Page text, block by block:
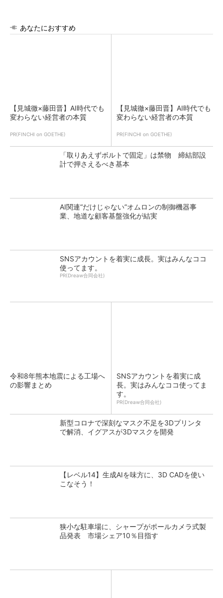
あなたにおすすめ
【見城徹×藤田晋】AI時代でも
変わらない経営者の本質
PR(FINCHI on GOETHE)
【見城徹×藤田晋】AI時代でも
変わらない経営者の本質
PR(FINCHI on GOETHE)
「取りあえずボルトで固定」は禁物 締結部設
計で押さえるべき基本
AI関連“だけじゃない”オムロンの制御機器事
業、地道な顧客基盤強化が結実
SNSアカウントを着実に成長。実はみんなココ
使ってます。
PR(Dreaw合同会社)
令和8年熊本地震による工場へ
の影響まとめ
SNSアカウントを着実に成
長。実はみんなココ使ってま
す。
PR(Dreaw合同会社)
新型コロナで深刻なマスク不足を3Dプリンタ
で解消、イグアスが3Dマスクを開発
【レベル14】生成AIを味方に、3D CADを使い
こなそう！
狭小な駐車場に、シャープがポールカメラ式製
品発表 市場シェア10％目指す